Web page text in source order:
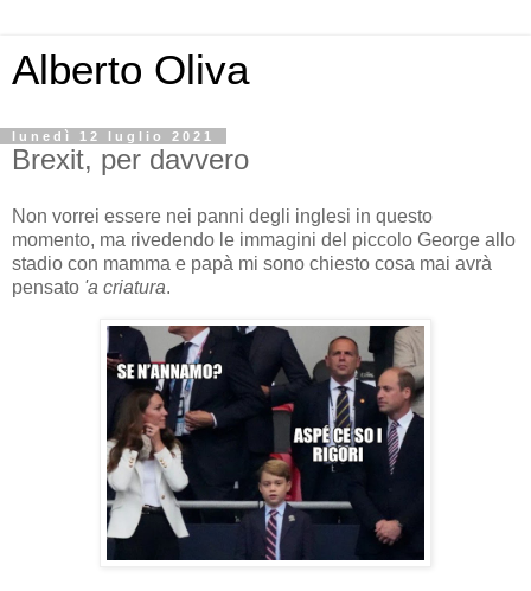
Alberto Oliva
lunedì 12 luglio 2021
Brexit, per davvero
Non vorrei essere nei panni degli inglesi in questo
momento, ma rivedendo le immagini del piccolo George allo
stadio con mamma e papà mi sono chiesto cosa mai avrà
pensato 'a criatura.